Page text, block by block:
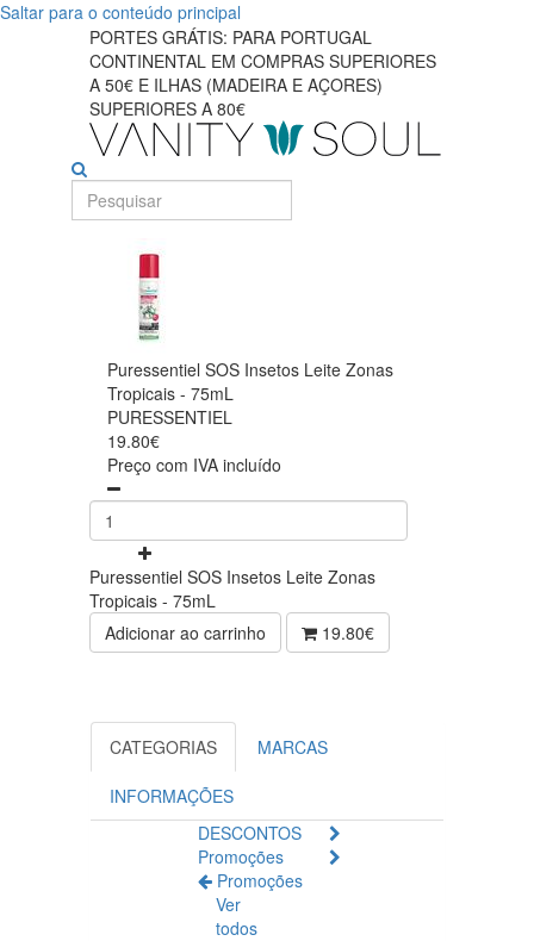
Saltar para o conteúdo principal
PORTES GRÁTIS: PARA PORTUGAL
CONTINENTAL EM COMPRAS SUPERIORES
A 50€ E ILHAS (MADEIRA E AÇORES)
SUPERIORES A 80€
Puressentiel SOS Insetos Leite Zonas
Tropicais - 75mL
PURESSENTIEL
19.80€
Preço com IVA incluído
Puressentiel SOS Insetos Leite Zonas
Tropicais - 75mL
Adicionar ao carrinho
19.80€
CATEGORIAS MARCAS
INFORMAÇÕES
DESCONTOS
Promoções
Promoções
Ver
todos